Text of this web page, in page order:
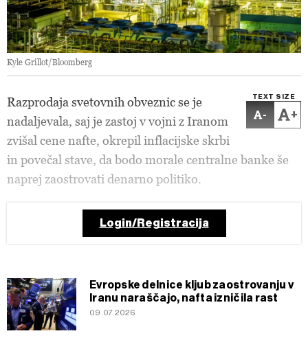
Kyle Grillot/Bloomberg
TEXT SIZE
- +
Razprodaja svetovnih obveznic se je
nadaljevala, saj je zastoj v vojni z Iranom
zvišal cene nafte, okrepil inflacijske skrbi
in povečal stave, da bodo morale centralne banke še
naprej zaostrovati denarno politiko.
Login/Registracija
Evropske delnice kljub zaostrovanju v
Iranu naraščajo, nafta izničila rast
09.07.2026